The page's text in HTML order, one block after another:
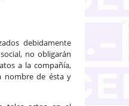
debidamente
no obligarán
a la compañía,
nombre de ésta y